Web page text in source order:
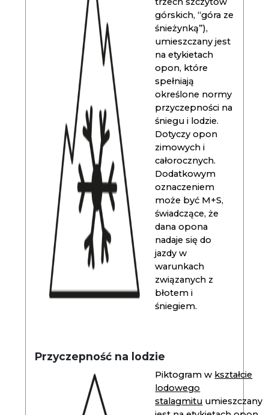
górskich, “góra ze
śnieżynką”),
umieszczany jest
na etykietach
opon, które
spełniają
określone normy
przyczepności na
śniegu i lodzie.
Dotyczy opon
zimowych i
całorocznych.
Dodatkowym
oznaczeniem
może być M+S,
świadczące, że
dana opona
nadaje się do
jazdy w
warunkach
związanych z
błotem i
śniegiem.
Przyczepność na lodzie
Piktogram w kształcie
lodowego
stalagmitu umieszczany